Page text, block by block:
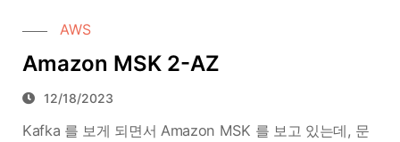
AWS
Amazon MSK 2-AZ
12/18/2023
Kafka 를 보게 되면서 Amazon MSK 를 보고 있는데, 문